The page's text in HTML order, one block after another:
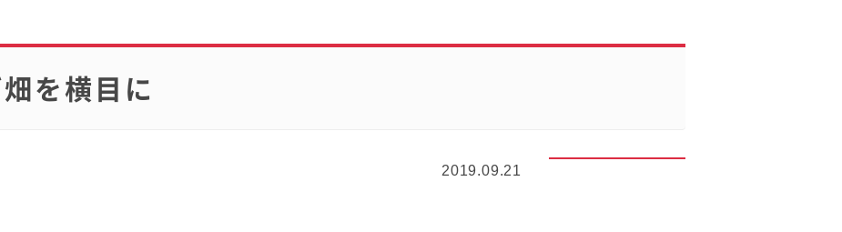
を横目に
2019.09.21